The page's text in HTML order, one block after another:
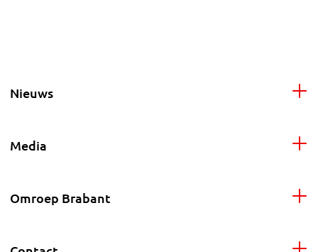
Nieuws
Media
Omroep Brabant